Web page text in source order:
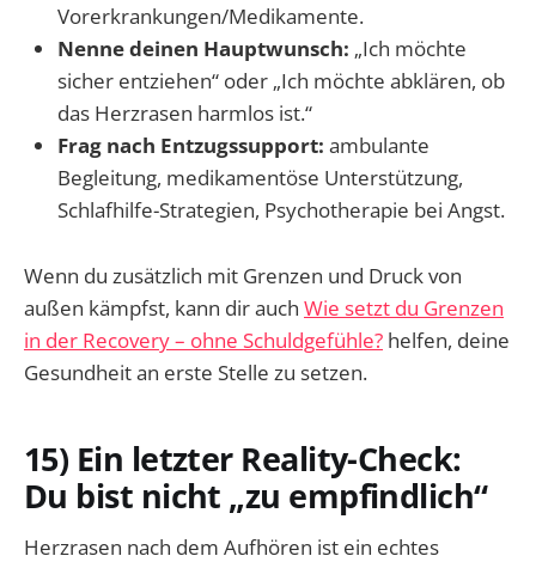
Vorerkrankungen/Medikamente.
Nenne deinen Hauptwunsch: „Ich möchte
sicher entziehen“ oder „Ich möchte abklären, ob
das Herzrasen harmlos ist.“
Frag nach Entzugssupport: ambulante
Begleitung, medikamentöse Unterstützung,
Schlafhilfe-Strategien, Psychotherapie bei Angst.
Wenn du zusätzlich mit Grenzen und Druck von
außen kämpfst, kann dir auch Wie setzt du Grenzen
in der Recovery – ohne Schuldgefühle? helfen, deine
Gesundheit an erste Stelle zu setzen.
15) Ein letzter Reality-Check:
Du bist nicht „zu empfindlich“
Herzrasen nach dem Aufhören ist ein echtes